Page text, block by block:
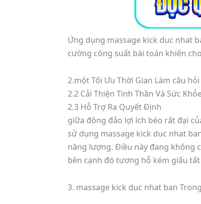
Ứng dụng massage kick duc nhat
cường công suất bài toán khiến
2.một Tối Ưu Thời Gian Làm câu hỏi
2.2 Cải Thiện Tinh Thần Và Sức
2.3 Hỗ Trợ Ra Quyết Định
giữa đông đảo lợi ích béo rất đại
sử dụng massage kick duc nhat
năng lượng. Điều này đang không
bên cạnh đó tương hỗ kém giấu
3. massage kick duc nhat ban